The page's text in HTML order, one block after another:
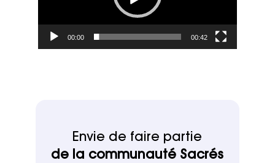
00:00 00:42
Envie de faire partie
de la communauté Sacrés